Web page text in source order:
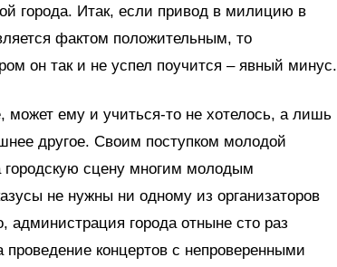
города. Итак, если привод в милицию в
фактом положительным, то
он так и не успел поучится – явный минус.
может ему и учиться-то не хотелось, а лишь
другое. Своим поступком молодой
городскую сцену многим молодым
не нужны ни одному из организаторов
администрация города отныне сто раз
концертов с непроверенными